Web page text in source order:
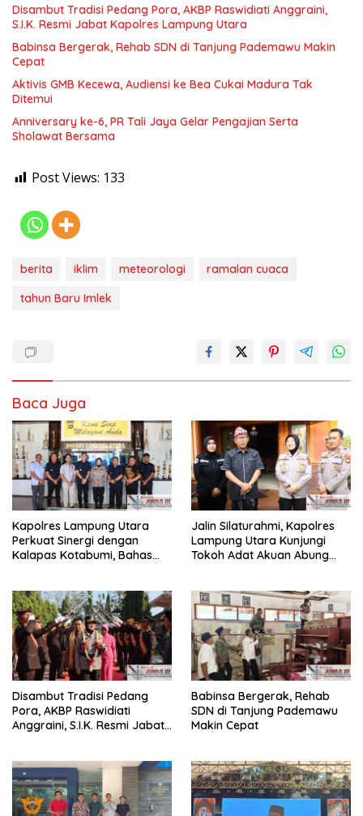
Disambut Tradisi Pedang Pora, AKBP Raswidiati Anggraini,
S.I.K. Resmi Jabat Kapolres Lampung Utara
Babinsa Bergerak, Rehab SDN di Tanjung Pademawu Makin
Cepat
Aktivis GMB Kecewa, Audiensi ke Bea Cukai Madura Tak
Ditemui
Anniversary ke-6, PR Tali Jaya Gelar Pengajian Serta
Sholawat Bersama
Post Views: 133
berita iklim meteorologi
ramalan cuaca
tahun Baru Imlek
Baca Juga
Kapolres Lampung Utara
Perkuat Sinergi dengan
Kalapas Kotabumi, Bahas
Jalin Silaturahmi, Kapolres
Lampung Utara Kunjungi
Tokoh Adat Akuan Abung
Disambut Tradisi Pedang
Pora, AKBP Raswidiati
Anggraini, S.I.K. Resmi Jabat
Babinsa Bergerak, Rehab
SDN di Tanjung Pademawu
Makin Cepat